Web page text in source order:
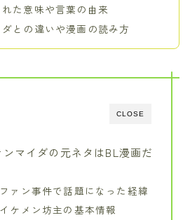
た意味や言葉の由来
との違いや漫画の読み方
CLOSE
マイダの元ネタはBL漫画だ
ァン事件で話題になった経緯
ケメン坊主の基本情報